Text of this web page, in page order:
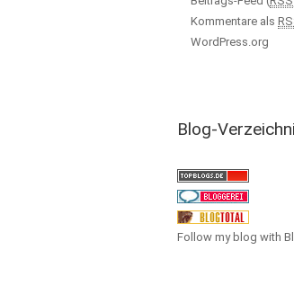
Kommentare als
WordPress.org
Blog-
Follow my blog with